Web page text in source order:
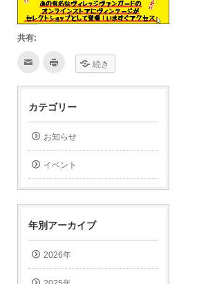
共有:
ク
て
友
メ
ー
ル
で
送
信
し
い
ィ
ン
ウ
で
開
き
ま
ク
て
印
し
い
ウ
ィ
ン
ド
で
開
す)
続き
カテゴリー
お知らせ
イベント
年別アーカイブ
2026年